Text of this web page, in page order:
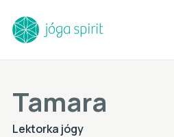
Tamara
Lektorka jógy